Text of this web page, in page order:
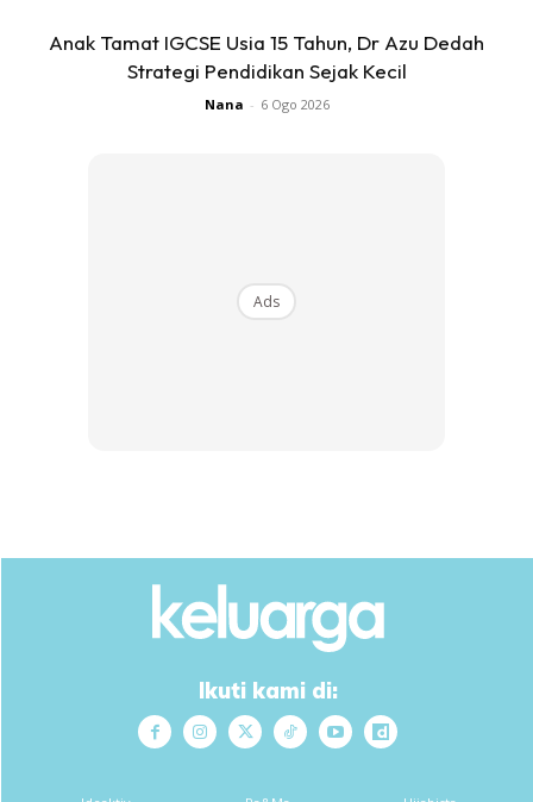
Anak Tamat IGCSE Usia 15 Tahun, Dr Azu Dedah
Strategi Pendidikan Sejak Kecil
Nana - 6 Ogo 2026
Ads
Ikuti kami di: